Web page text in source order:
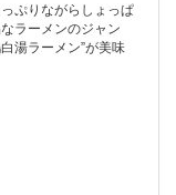
ぷりながらしょっぱ
ラーメンのジャン
湯ラーメン”が美味